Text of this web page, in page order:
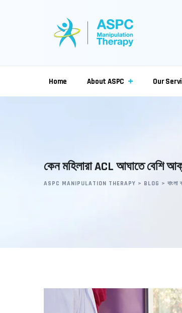
Home About ASPC Our
কেন মহিলারা ACL আঘাতে বেশি
ASPC MANIPULATION THERAPY > BLOG > বাংলা